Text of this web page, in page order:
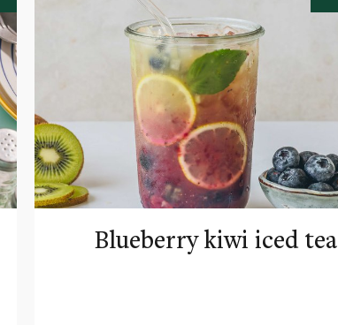
Blueberry kiwi iced tea